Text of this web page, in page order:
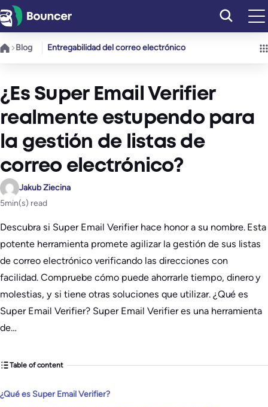
Saltar
al
contenido
Blog Entregabilidad del correo electrónico
¿Es Super Email Verifier
realmente estupendo para
la gestión de listas de
correo electrónico?
Jakub Ziecina
5min(s) read
Descubra si Super Email Verifier hace honor a su nombre. Esta
potente herramienta promete agilizar la gestión de sus listas
de correo electrónico verificando las direcciones con
facilidad. Compruebe cómo puede ahorrarle tiempo, dinero y
molestias, y si tiene otras soluciones que utilizar. ¿Qué es
Super Email Verifier? Super Email Verifier es una herramienta
de…
Table of content
¿Qué es Super Email Verifier?